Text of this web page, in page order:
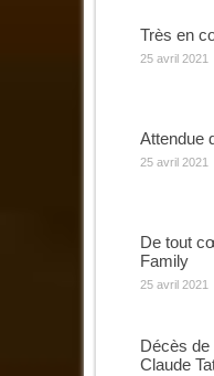
Très en
25 avril 2021
Attendue
25 avril 2021
De tout
Family
25 avril 2021
Décès
Claude